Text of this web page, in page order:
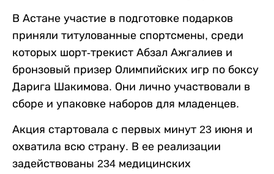
В Астане участие в подготовке подарков
приняли титулованные спортсмены, среди
которых шорт-трекист Абзал Ажгалиев и
бронзовый призер Олимпийских игр по боксу
Дарига Шакимова. Они лично участвовали в
сборе и упаковке наборов для младенцев.
Акция стартовала с первых минут 23 июня и
охватила всю страну. В ее реализации
задействованы 234 медицинских